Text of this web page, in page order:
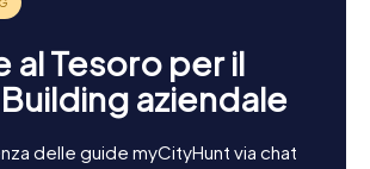
Gibilterra ha qualcosa da offrire a tutti.
con le vostre cacce al
a Gibilterra.
al Tesoro per il
aziendale
delle guide myCityHunt via chat